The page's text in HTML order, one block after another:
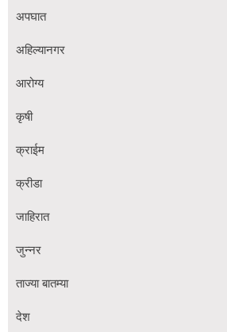
अपघात
अहिल्यानगर
आरोग्य
कृषी
क्राईम
क्रीडा
जाहिरात
जुन्नर
ताज्या बातम्या
देश